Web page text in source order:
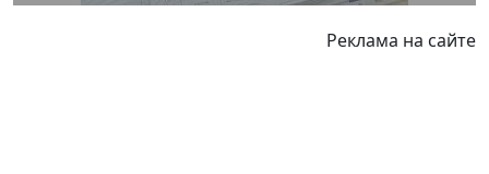
Реклама на сайте